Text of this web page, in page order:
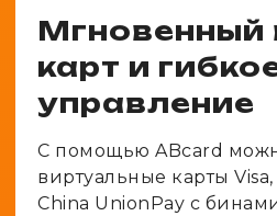
Мгновенный
карт и
управление
С помощью ABcard
виртуальные карты
China UnionPay с